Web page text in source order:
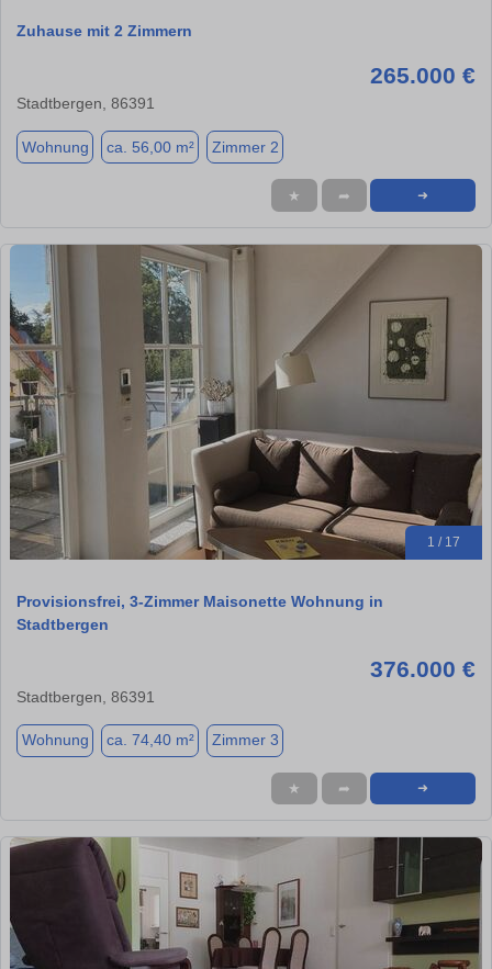
Zuhause mit 2 Zimmern
265.000 €
Stadtbergen, 86391
Wohnung ca. 56,00 m² Zimmer 2
★ ➦ ➜
1 / 17
Provisionsfrei, 3-Zimmer Maisonette Wohnung in
Stadtbergen
376.000 €
Stadtbergen, 86391
Wohnung ca. 74,40 m² Zimmer 3
★ ➦ ➜